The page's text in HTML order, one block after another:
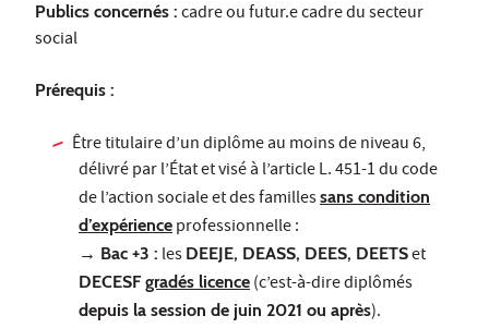
Publics concernés : cadre ou futur.e cadre du secteur
social
Prérequis :
Être titulaire d’un diplôme au moins de niveau 6,
délivré par l’État et visé à l’article L. 451-1 du code
de l’action sociale et des famillessans condition
d’expérience professionnelle :
→ Bac +3 : les DEEJE, DEASS, DEES, DEETSet
DECESFgradés licence (c’est-à-dire diplômés
depuis la session de juin 2021 ou après).